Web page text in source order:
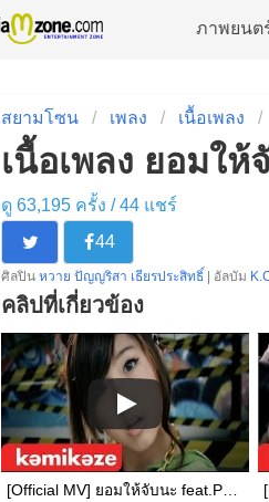
ภาพยนต
สยามโซน เพลง เนื้อเพลง
เนื้อเพลง ยอมใ
ดู 63,195 ครั้ง /44 แชร์
44
ศิลปิน หวาย ปัญญริสา เธียรประสิทธิ์ | อัลบัม
คลิปที่เกี่ยวข้อง
[Official MV] ยอมให้จับนะ feat.Poppy K-OTIC : Waii